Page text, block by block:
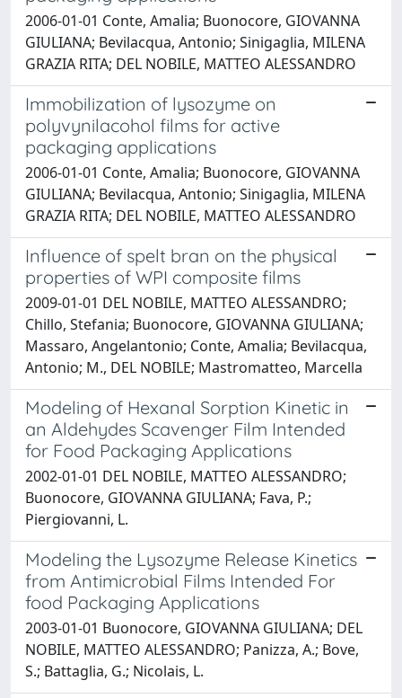
2006-01-01 Conte, Amalia; Buonocore, GIOVANNA
GIULIANA; Bevilacqua, Antonio; Sinigaglia, MILENA
GRAZIA RITA; DEL NOBILE, MATTEO ALESSANDRO
Immobilization of lysozyme on
polyvynilacohol films for active
packaging applications
2006-01-01 Conte, Amalia; Buonocore, GIOVANNA
GIULIANA; Bevilacqua, Antonio; Sinigaglia, MILENA
GRAZIA RITA; DEL NOBILE, MATTEO ALESSANDRO
Influence of spelt bran on the physical
properties of WPI composite films
2009-01-01 DEL NOBILE, MATTEO ALESSANDRO;
Chillo, Stefania; Buonocore, GIOVANNA GIULIANA;
Massaro, Angelantonio; Conte, Amalia; Bevilacqua,
Antonio; M., DEL NOBILE; Mastromatteo, Marcella
Modeling of Hexanal Sorption Kinetic in
an Aldehydes Scavenger Film Intended
for Food Packaging Applications
2002-01-01 DEL NOBILE, MATTEO ALESSANDRO;
Buonocore, GIOVANNA GIULIANA; Fava, P.;
Piergiovanni, L.
Modeling the Lysozyme Release Kinetics
from Antimicrobial Films Intended For
food Packaging Applications
2003-01-01 Buonocore, GIOVANNA GIULIANA; DEL
NOBILE, MATTEO ALESSANDRO; Panizza, A.; Bove,
S.; Battaglia, G.; Nicolais, L.